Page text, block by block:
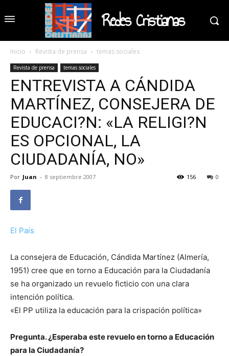
Redes Cristianas
Inicio Revista de prensa temas sociales
Revista de prensa temas sociales
ENTREVISTA A CÁNDIDA
MARTÍNEZ, CONSEJERA DE
EDUCACI?N: «LA RELIGI?N
ES OPCIONAL, LA
CIUDADANÍA, NO»
Por Juan - 8 septiembre 2007 0
156
El País
La consejera de Educación, Cándida Martínez (Almería,
1951) cree que en torno a Educación para la Ciudadanía
se ha organizado un revuelo ficticio con una clara
intención política.
«El PP utiliza la educación para la crispación política»
Pregunta. ¿Esperaba este revuelo en torno a Educación
para la Ciudadanía?